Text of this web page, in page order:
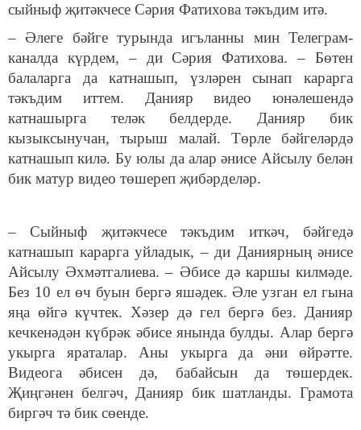
сыйныф җитәкчесе Сәрия Фатихова тәкъдим итә.
– Әлеге бәйге турында игъланны мин Телеграм-
каналда күрдем, – ди Сәрия Фатихова. – Бөтен
балаларга да катнашып, үзләрен сынап карарга
тәкъдим иттем. Данияр видео юнәлешендә
катнашырга теләк белдерде. Данияр бик
кызыксынучан, тырыш малай. Төрле бәйгеләрдә
катнашып килә. Бу юлы да алар әнисе Айсылу белән
бик матур видео төшереп җибәрделәр.
– Сыйныф җитәкчесе тәкъдим иткәч, бәйгедә
катнашып карарга уйладык, – ди Даниярның әнисе
Айсылу Әхмәтгалиева. – Әбисе дә каршы килмәде.
Без 10 ел өч буын бергә яшәдек. Әле узган ел гына
яңа өйгә күчтек. Хәзер дә гел бергә без. Данияр
кечкенәдән күбрәк әбисе янында булды. Алар бергә
укырга яраталар. Аны укырга да әни өйрәтте.
Видеога әбисен дә, бабайсын да төшердек.
Җиңгәнен белгәч, Данияр бик шатланды. Грамота
биргәч тә бик сөенде.